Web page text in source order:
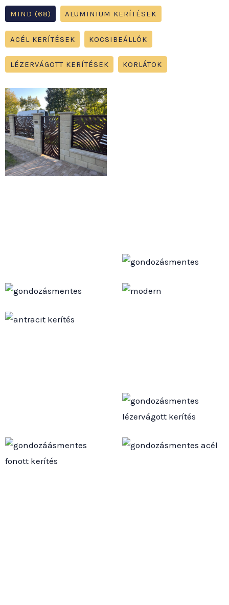
MIND (68) ALUMINIUM KERÍTÉSEK
ACÉL KERÍTÉSEK KOCSIBEÁLLÓK
LÉZERVÁGOTT KERÍTÉSEK KORLÁTOK